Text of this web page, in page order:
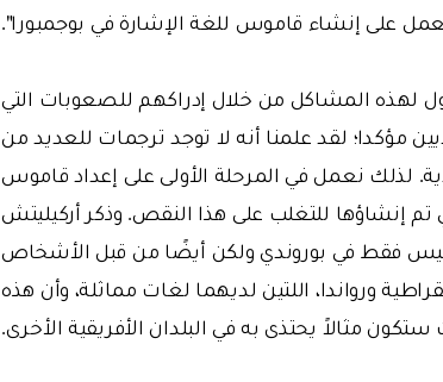
العمل على إنشاء قاموس للغة الإشارة في بوجمبورا".
لهذه المشاكل من خلال إدراكهم للصعوبات التي
مؤكدا؛ لقد علمنا أنه لا توجد ترجمات للعديد من
لذلك نعمل في المرحلة الأولى على إعداد قاموس
اللجنة التي تم إنشاؤها للتغلب على هذا النقص. وذكر أركيليتش
ليس فقط في بوروندي ولكن أيضًا من قبل الأشخاص
ورواندا، اللتين لديهما لغات مماثلة، وأن هذه
ستكون مثالاً يحتذى به في البلدان الأفريقية الأخرى.